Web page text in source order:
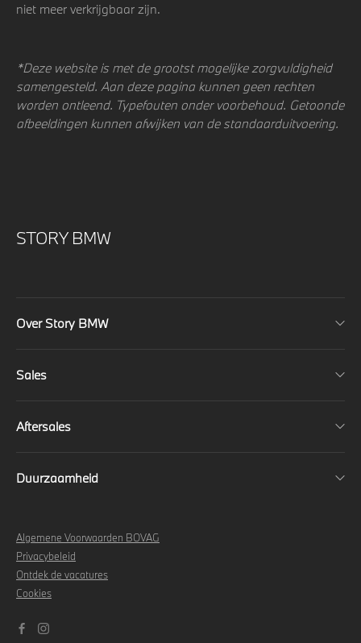
niet meer verkrijgbaar zijn.
*Deze website is met de grootst mogelijke zorgvuldigheid
samengesteld. Aan deze pagina kunnen geen rechten
worden ontleend. Typefouten onder voorbehoud. Getoonde
afbeeldingen kunnen afwijken van de standaarduitvoering.
STORY BMW
Over Story BMW
Sales
Aftersales
Duurzaamheid
Algemene Voorwaarden BOVAG
Privacybeleid
Ontdek de vacatures
Cookies